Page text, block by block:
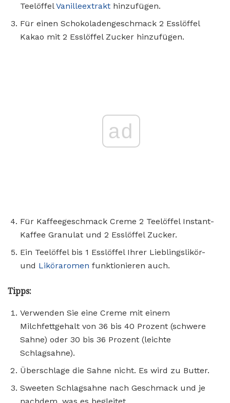
TeelöffelVanilleextrakt hinzufügen.
Für einen Schokoladengeschmack 2 Esslöffel
Kakao mit 2 Esslöffel Zucker hinzufügen.
ad
Für Kaffeegeschmack Creme 2 Teelöffel Instant-
Kaffee Granulat und 2 Esslöffel Zucker.
Ein Teelöffel bis 1 Esslöffel Ihrer Lieblingslikör-
und Liköraromen funktionieren auch.
Tipps:
Verwenden Sie eine Creme mit einem
Milchfettgehalt von 36 bis 40 Prozent (schwere
Sahne) oder 30 bis 36 Prozent (leichte
Schlagsahne).
Überschlage die Sahne nicht. Es wird zu Butter.
Sweeten Schlagsahne nach Geschmack und je